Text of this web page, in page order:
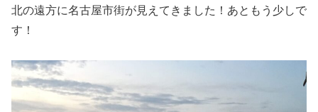
北の遠方に名古屋市街が見えてきました！あともう少しで
す！